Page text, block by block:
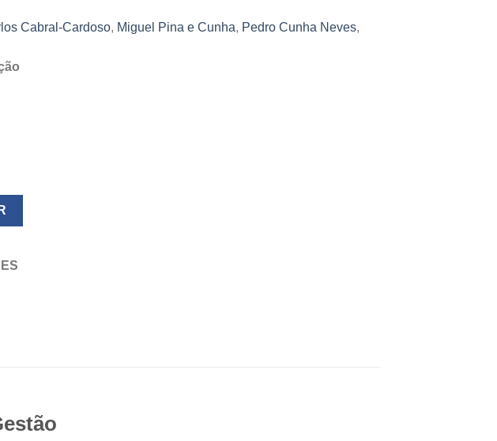
Cabral-Cardoso, Miguel Pina e Cunha, Pedro Cunha Neves,
Organizacional e Gestão